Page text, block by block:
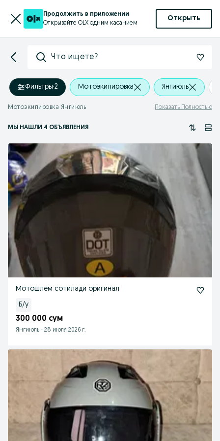
Продолжить в приложении
Открывайте OLX одним касанием
Открыть
Что ищете?
Фильтры·2 Мотоэкипировка Янгиюль
Мотоэкипировка Янгиюль Показать Полностью
МЫ НАШЛИ 4 ОБЪЯВЛЕНИЯ
Мотошлем сотилади оригинал
Б/у
300 000 сум
Янгиюль - 28 июля 2026 г.